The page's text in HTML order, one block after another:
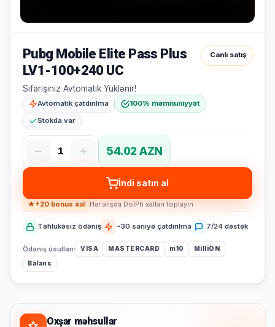
Pubg Mobile Elite Pass Plus
LV1-100+240 UC
Sifarişiniz Avtomatik Yüklənir!
Canlı satış
Avtomatik çatdırılma
100% məmnuniyyət
Stokda var
1 54.02 AZN
İndi satın al
+20 bonus xal Hər alışda DolPh xalları toplayın
Təhlükəsiz ödəniş ~30 saniyə çatdırılma 7/24 dəstək
Ödəniş üsulları: VISA MASTERCARD m10
MilliÖN
Balans
Oxşar məhsullar